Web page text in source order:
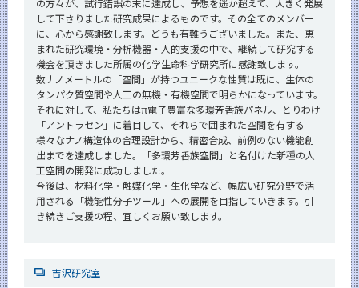
の方々が、試行錯誤の末に達成し、予想を遥か超えて、大きく発展
して下さりました研究成果によるものです。その全てのメンバー
に、心から感謝致します。どうも有難うございました。また、恵
まれた研究環境・分析機器・人的支援の中で、継続して研究する
機会を頂きました所属の化学生命科学研究所に感謝致します。
数ナノメートルの「空間」が持つユニークな性質は既に、生体の
タンパク質空間や人工の無機・有機空間で明らかになっています。
それに対して、私たちはπ電子豊富な多環芳香族パネル、とりわけ
「アントラセン」に着目して、それらで囲まれた空間を有する
様々なナノ構造体の合理設計から、精密合成、前例のない機能創
出までを達成しました。「多環芳香族空間」と名付けた新種の人
工空間の開発に成功しました。
今後は、材料化学・触媒化学・生化学など、幅広い研究分野で活
用される「機能性分子ツール」への展開を目指していきます。引
き続きご支援の程、宜しくお願い致します。
吉沢研究室